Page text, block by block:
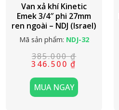
Van xả khí Kinetic
Emek 3/4″ phi 27mm
ren ngoài – NDJ (Israel)
Mã sản phẩm: NDJ-32
385.000₫
Giá
là:
385.000 ₫.
346.500₫
Giá
hiện
tại
là:
346.500 ₫.
MUA NGAY